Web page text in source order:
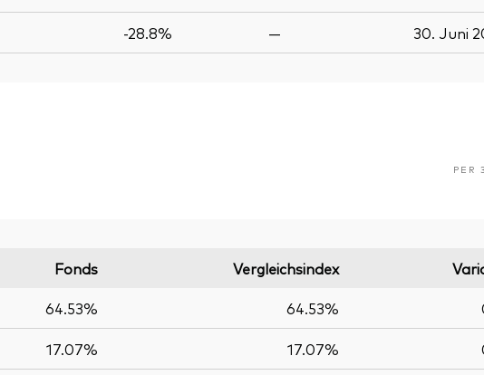
-28.8% — 30. Juni
PER
Fonds Vergleichsindex
64.53% 64.53%
17.07% 17.07%